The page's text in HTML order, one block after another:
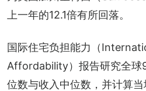
上一年的12.1倍有所回落。
国际住宅负担能力（
Affordability）报告研究全球
位数与收入中位数，并计算